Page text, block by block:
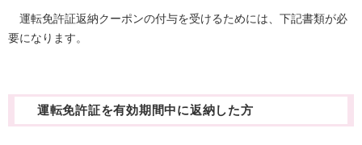
運転免許証返納クーポンの付与を受けるためには、下記書類が必
要になります。
運転免許証を有効期間中に返納した方